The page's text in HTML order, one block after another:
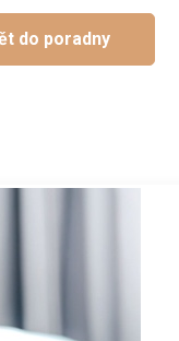
do poradny